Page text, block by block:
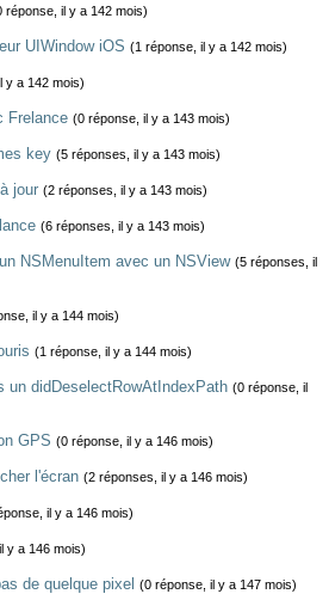
réponse, il y a 142 mois)
UIWindow iOS (1 réponse, il y a 142 mois)
y a 142 mois)
Frelance (0 réponse, il y a 143 mois)
key (5 réponses, il y a 143 mois)
jour (2 réponses, il y a 143 mois)
(6 réponses, il y a 143 mois)
NSMenuItem avec un NSView (5 réponses, il
il y a 144 mois)
(1 réponse, il y a 144 mois)
un didDeselectRowAtIndexPath (0 réponse, il
GPS (0 réponse, il y a 146 mois)
l'écran (2 réponses, il y a 146 mois)
il y a 146 mois)
y a 146 mois)
de quelque pixel (0 réponse, il y a 147 mois)